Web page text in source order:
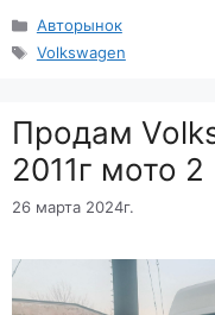
Рубрики
Авторынок
Метки
Volkswagen
Продам
2011г мото 2
26 марта 2024г.